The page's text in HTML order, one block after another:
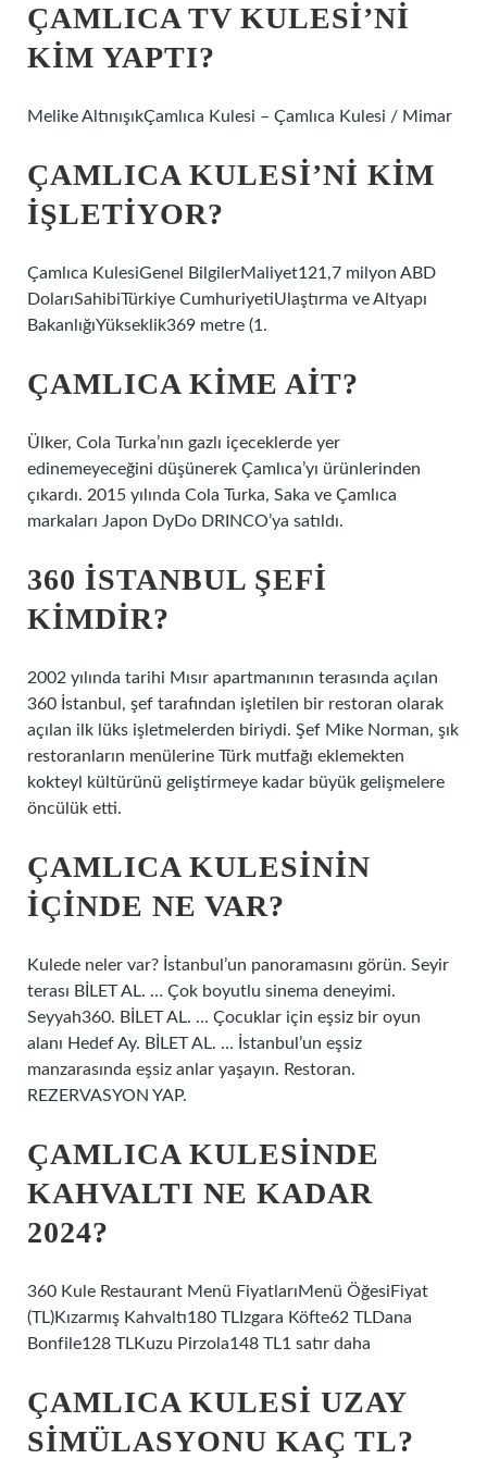
ÇAMLICA TV KULESI’NI
KIM YAPTI?
Melike AltınışıkÇamlıca Kulesi – Çamlıca Kulesi / Mimar
ÇAMLICA KULESI’NI KIM
IŞLETIYOR?
Çamlıca KulesiGenel BilgilerMaliyet121,7 milyon ABD
DolarıSahibiTürkiye CumhuriyetiUlaştırma ve Altyapı
BakanlığıYükseklik369 metre (1.
ÇAMLICA KIME AIT?
Ülker, Cola Turka’nın gazlı içeceklerde yer
edinemeyeceğini düşünerek Çamlıca’yı ürünlerinden
çıkardı. 2015 yılında Cola Turka, Saka ve Çamlıca
markaları Japon DyDo DRINCO’ya satıldı.
360 İSTANBUL ŞEFI
KIMDIR?
2002 yılında tarihi Mısır apartmanının terasında açılan
360 İstanbul, şef tarafından işletilen bir restoran olarak
açılan ilk lüks işletmelerden biriydi. Şef Mike Norman, şık
restoranların menülerine Türk mutfağı eklemekten
kokteyl kültürünü geliştirmeye kadar büyük gelişmelere
öncülük etti.
ÇAMLICA KULESININ
IÇINDE NE VAR?
Kulede neler var? İstanbul’un panoramasını görün. Seyir
terası BİLET AL. … Çok boyutlu sinema deneyimi.
Seyyah360. BİLET AL. … Çocuklar için eşsiz bir oyun
alanı Hedef Ay. BİLET AL. … İstanbul’un eşsiz
manzarasında eşsiz anlar yaşayın. Restoran.
REZERVASYON YAP.
ÇAMLICA KULESINDE
KAHVALTI NE KADAR
2024?
360 Kule Restaurant Menü FiyatlarıMenü ÖğesiFiyat
(TL)Kızarmış Kahvaltı180 TLIzgara Köfte62 TLDana
Bonfile128 TLKuzu Pirzola148 TL1 satır daha
ÇAMLICA KULESI UZAY
SIMÜLASYONU KAÇ TL?